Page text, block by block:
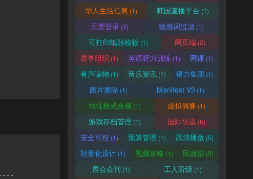
华人生活信息 (1) 韩国直播平台 (1)
无需登录(2) 敏感词过滤(1)
可打印纸张模板 (1) 网页端 (2)
赛事组织 (1) 英语听力训练 (1) 网课 (1)
有声读物 (1) 音乐资讯(1) 得力集团 (1)
图片擦除 (1) Manifest V3 (1)
地址格式合规 (1) 虚拟偶像 (1)
游戏存档管理 (1) 国际快递 (8)
安全可控(1) 预算管理 (1) 高清播放 (5)
轻量化设计(1) 视频攻略 (1) 民政部 (3)
展会会刊 (1) 工人阶级 (1)